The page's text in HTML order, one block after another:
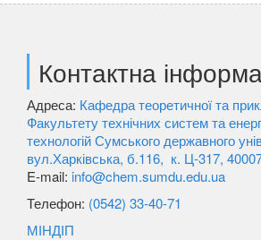
Контактна
Адреса: Кафедра теоретичної та
Факультету технічних систем та
технологій Сумського державного
вул.Харківська, б.116, к. Ц-317,
E-mail: info@chem.sumdu.edu.ua
Телефон: (0542) 33-40-71
МІНДІП